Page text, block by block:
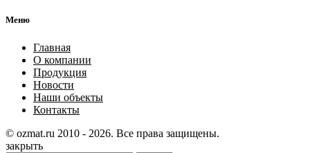
Меню
Главная
О компании
Продукция
Новости
Наши объекты
Контакты
© ozmat.ru 2010 - 2026. Все права защищены.
закрыть